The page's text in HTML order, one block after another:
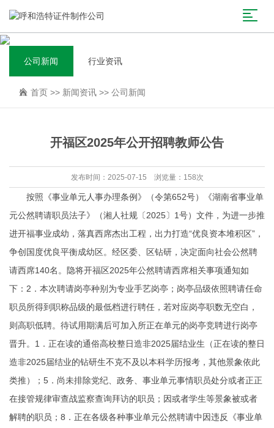
公司新闻 行业资讯
首页 >> 新闻资讯 >> 公司新闻
开福区2025年公开招聘教师公告
发布时间：2025-07-15 浏览量：158次
按照《事业单元人事办理条例》（令第652号）《湖南省事业单
元公然聘请职员法子》（湘人社规〔2025〕1号）文件，为进一步推
进开福事业成幼，落真西席杰出工程，出力打造“优良资本堆积区”，
争创国度优良平衡成幼区。经区委、区钻研，决定面向社会公然聘
请西席140名。隐将开福区2025年公然聘请西席相关事项通知如
下：2．本次聘请岗亭种别为专业手艺岗亭；岗亭品级依照聘请任命
职员所得到职称品级的最低档进行聘任，若对应岗亭职数无空白，
则高职低聘。待试用期满后可加入所正在单元的岗亭竞聘进行岗亭
晋升。1．正在读的通俗高校整日造非2025届结业生（正在读的整日
造非2025届结业的钻研生不克不及以本科学历报考，其他景象依此
类推）；5．尚未排除党纪、政务、事业单元事情职员处分或者正正
在接管规律审查战监察查询拜访的职员；因或者学生等景象被或者
解聘的职员；8．正在各级各种事业单元公然聘请中因违反《事业单